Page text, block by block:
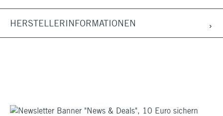
HERSTELLERINFORMATIONEN